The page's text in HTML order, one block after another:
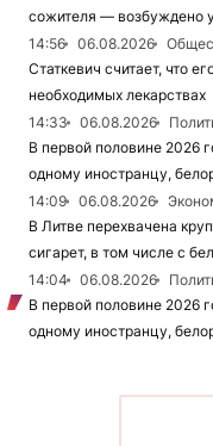
сожителя — возбуждено
14:56
06.08.2026
Статкевич считает, что
необходимых лекарствах
14:33
06.08.2026
В первой половине 2026
одному иностранцу,
14:09
06.08.2026
В Литве перехвачена
сигарет, в том числе с
14:04
06.08.2026
В первой половине 2026
одному иностранцу,